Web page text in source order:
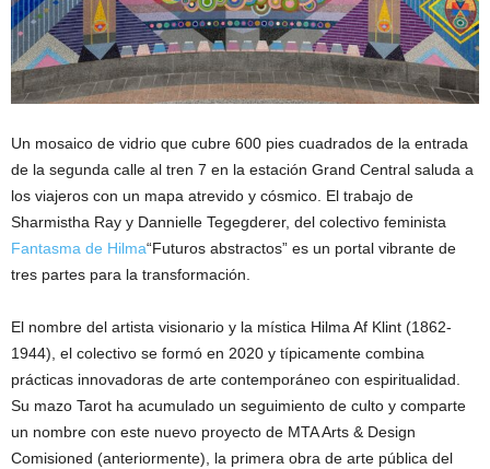
Un mosaico de vidrio que cubre 600 pies cuadrados de la entrada
de la segunda calle al tren 7 en la estación Grand Central saluda a
los viajeros con un mapa atrevido y cósmico. El trabajo de
Sharmistha Ray y Dannielle Tegegderer, del colectivo feminista
Fantasma de Hilma“Futuros abstractos” es un portal vibrante de
tres partes para la transformación.
El nombre del artista visionario y la mística Hilma Af Klint (1862-
1944), el colectivo se formó en 2020 y típicamente combina
prácticas innovadoras de arte contemporáneo con espiritualidad.
Su mazo Tarot ha acumulado un seguimiento de culto y comparte
un nombre con este nuevo proyecto de MTA Arts & Design
Comisioned (anteriormente), la primera obra de arte pública del